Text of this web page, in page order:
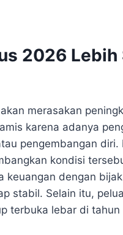
2026 Lebih
merasakan
karena adanya
pengembangan
kondisi
keuangan dengan
stabil. Selain itu,
terbuka lebar di tahun